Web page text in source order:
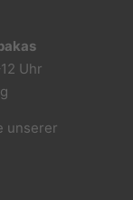
Uhr
unserer